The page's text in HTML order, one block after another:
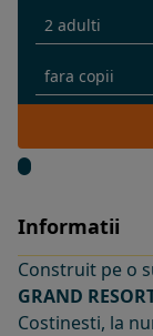
Informatii
Construit pe o
GRAND
Costinesti, la